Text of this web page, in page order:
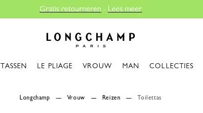
Lees meer
TASSEN LE PLIAGE VROUW MAN COLLECTIES
Longchamp Vrouw Reizen Toilettas